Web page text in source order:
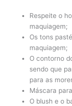
Respeite o
maquiagem;
Os tons
maquiagem;
O contorno
sendo que
para as
Máscara
O blush e o